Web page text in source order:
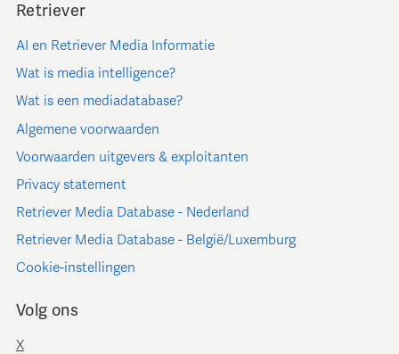
Retriever
AI en Retriever Media Informatie
Wat is media intelligence?
Wat is een mediadatabase?
Algemene voorwaarden
Voorwaarden uitgevers & exploitanten
Privacy statement
Retriever Media Database - Nederland
Retriever Media Database - België/Luxemburg
Cookie-instellingen
Volg ons
X